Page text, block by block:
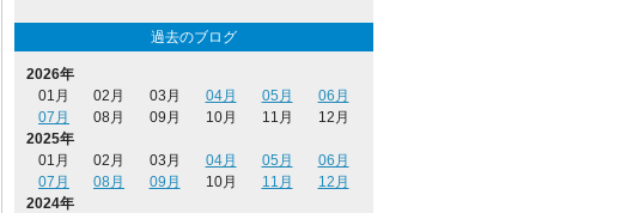
過去のブログ
2026年
01月
02月 03月 04月 05月
06月
07月
08月 09月 10月 11月
12月
2025年
01月
02月 03月 04月 05月
06月
07月
08月 09月 10月 11月
12月
2024年